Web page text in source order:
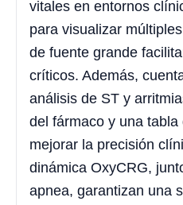
vitales en entornos
para visualizar
de fuente grande
críticos. Además,
análisis de ST y
del fármaco y una
mejorar la precisión
dinámica OxyCRG,
apnea, garantizan una